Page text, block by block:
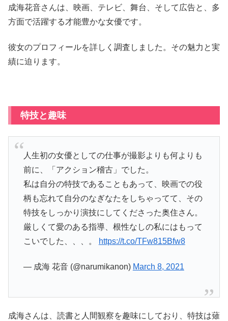
成海花音さんは、映画、テレビ、舞台、そして広告と、多
方面で活躍する才能豊かな女優です。
彼女のプロフィールを詳しく調査しました。その魅力と実
績に迫ります。
特技と趣味
人生初の女優としての仕事が撮影よりも何よりも
前に、「アクション稽古」でした。
私は自分の特技であることもあって、映画での役
柄も忘れて自分のなぎなたをしちゃってて、その
特技をしっかり演技にしてくださった奥住さん。
厳しくて愛のある指導、根性なしの私にはもって
こいでした、、、。
https://t.co/TFw815Bfw8
— 成海 花音 (@narumikanon) March 8, 2021
成海さんは、読書と人間観察を趣味にしており、特技は薙